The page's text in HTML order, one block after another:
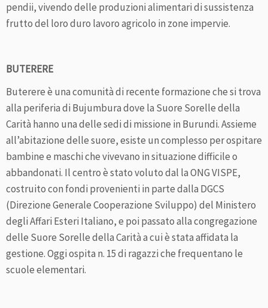
pendii, vivendo delle produzioni alimentari di sussistenza
frutto del loro duro lavoro agricolo in zone impervie.
BUTERERE
Buterere è una comunità di recente formazione che si trova
alla periferia di Bujumbura dove la Suore Sorelle della
Carità hanno una delle sedi di missione in Burundi. Assieme
all’abitazione delle suore, esiste un complesso per ospitare
bambine e maschi che vivevano in situazione difficile o
abbandonati. Il centro è stato voluto dal la ONG VISPE,
costruito con fondi provenienti in parte dalla DGCS
(Direzione Generale Cooperazione Sviluppo) del Ministero
degli Affari Esteri Italiano, e poi passato alla congregazione
delle Suore Sorelle della Carità a cui è stata affidata la
gestione. Oggi ospita n. 15 di ragazzi che frequentano le
scuole elementari.